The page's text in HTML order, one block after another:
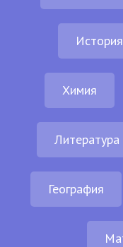
История
Химия
Литература
География